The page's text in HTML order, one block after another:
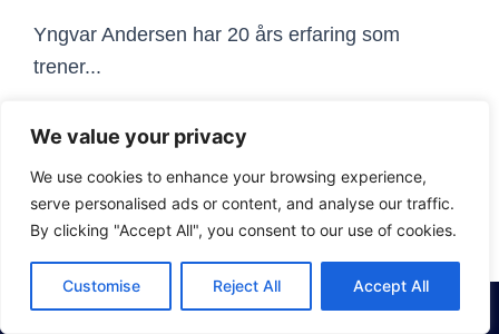
We value your privacy
We use cookies to enhance your browsing experience,
serve personalised ads or content, and analyse our traffic.
By clicking "Accept All", you consent to our use of cookies.
Customise Reject All Accept All
Yngvar Andersen har 20 års erfaring som
trener...